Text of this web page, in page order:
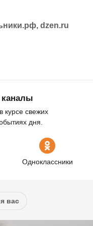
dzen.ru
курсе свежих
дня.
Одноклассники
вас